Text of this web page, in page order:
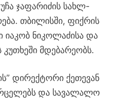
ჯაფარიძის სახლ-
თბილისში, ფიქრის
იაკობ ნიკოლაძისა და
კუთხეში მდებარეობს.
დირექტორი ქეთევან
და სავალალო